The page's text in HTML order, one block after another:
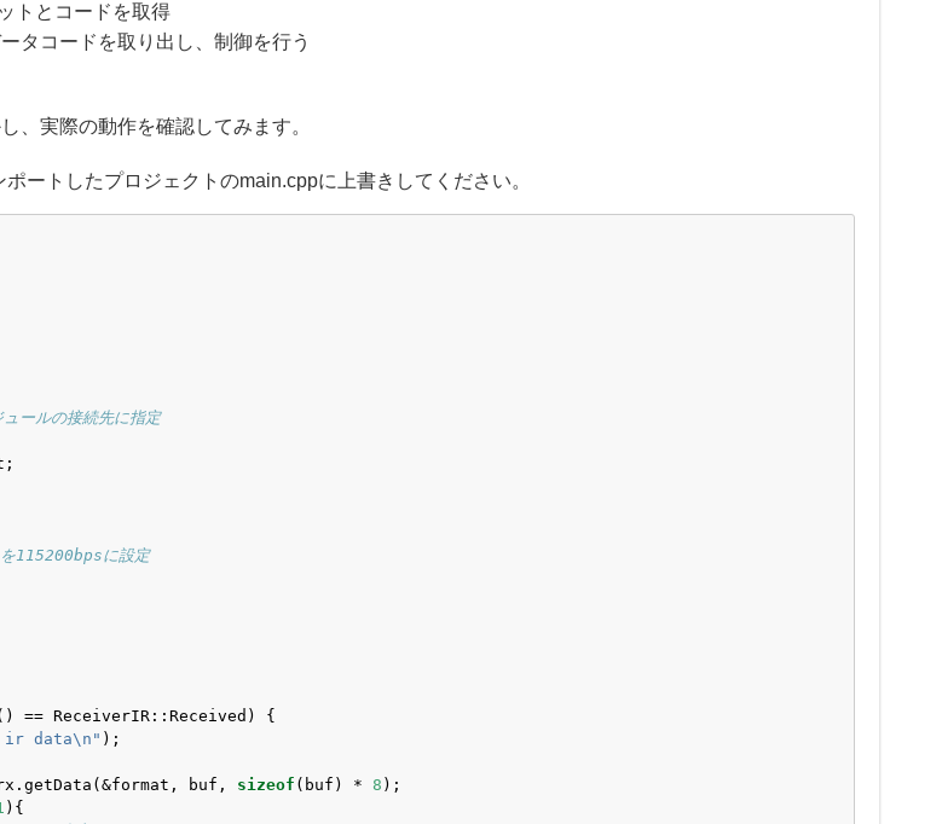
トとコードを取得
タコードを取り出し、制御を行う
、実際の動作を確認してみます。
ートしたプロジェクトのmain.cppに上書きしてください。
ールの接続先に指定
115200bpsに設定
== ReceiverIR::Received) {
ir data\n " );
buf,
sizeof (buf) * 8 );
){